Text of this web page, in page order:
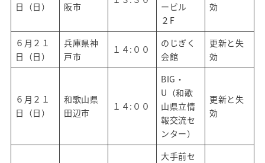
日（日）
阪市
ービル
２F
効
６月２１
日（日）
兵庫県神
戸市
１４:００
のじぎく
会館
更新と失
効
６月２１
日（日）
和歌山県
田辺市
１４:００
BIG・
U（和歌
山県立情
報交流セ
ンター）
更新と失
効
大手前セ